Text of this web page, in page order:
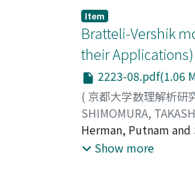
Item
Bratteli-Vershik
their Applications)
2223-08.pdf(1.06
( 京都大学数理解析研
SHIMOMURA,
Herman, Putnam and
pointed topological
Show more